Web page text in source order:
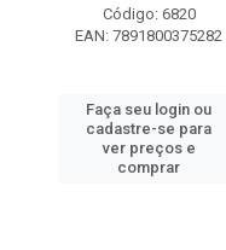
Código: 6820
EAN: 7891800375282
Faça seu login ou
cadastre-se para
ver preços e
comprar